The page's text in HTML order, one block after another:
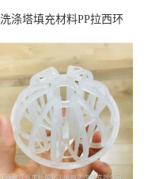
洗涤塔填充材料PP拉西环